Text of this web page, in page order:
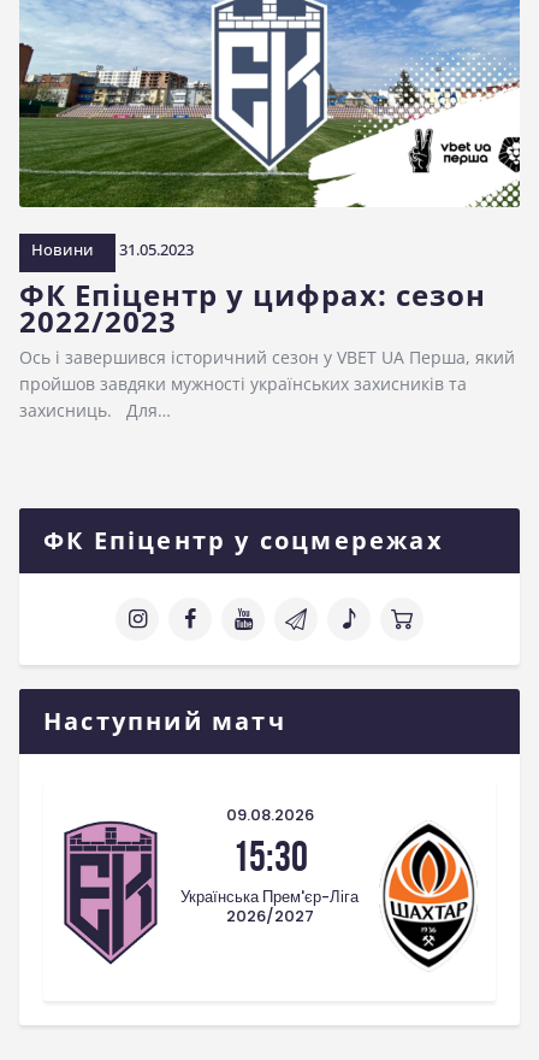
Новини 31.05.2023
ФК Епіцентр у цифрах: сезон
2022/2023
Ось і завершився історичний сезон у VBET UA Перша, який
пройшов завдяки мужності українських захисників та
захисниць. Для…
ФК Епіцентр у соцмережах
Наступний матч
09.08.2026
15:30
Українська Прем'єр-Ліга
2026/2027